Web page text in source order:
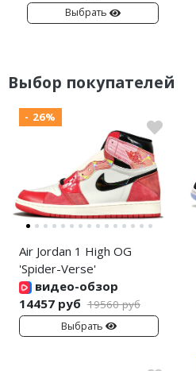
Выбрать
Выбор покупателей
- 26%
Air Jordan 1 High OG
'Spider-Verse'
видео-обзор
14457 руб 19560 руб
Выбрать